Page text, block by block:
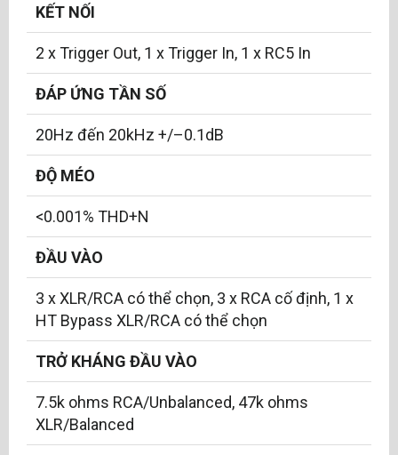
KẾT NỐI
2 x Trigger Out, 1 x Trigger In, 1 x RC5 In
ĐÁP ỨNG TẦN SỐ
20Hz đến 20kHz +/–0.1dB
ĐỘ MÉO
<0.001% THD+N
ĐẦU VÀO
3 x XLR/RCA có thể chọn, 3 x RCA cố định, 1 x
HT Bypass XLR/RCA có thể chọn
TRỞ KHÁNG ĐẦU VÀO
7.5k ohms RCA/Unbalanced, 47k ohms
XLR/Balanced